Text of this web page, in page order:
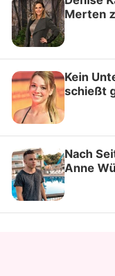
Merten
Kein
schießt
Nach
Anne